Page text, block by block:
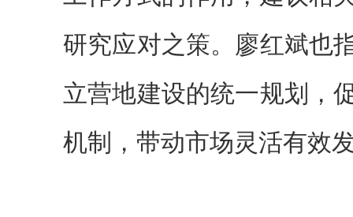
研究应对之策。廖红斌也
立营地建设的统一规划，
机制，带动市场灵活有效